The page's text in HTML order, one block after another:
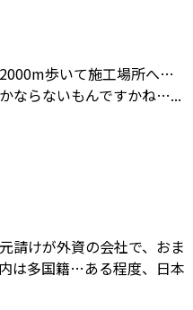
歩いて施工場所へ…
ならないもんですかね…...
請けが外資の会社で、おま
は多国籍…ある程度、日本